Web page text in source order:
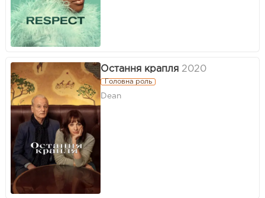
Остання крапля 2020
Головна роль
Dean